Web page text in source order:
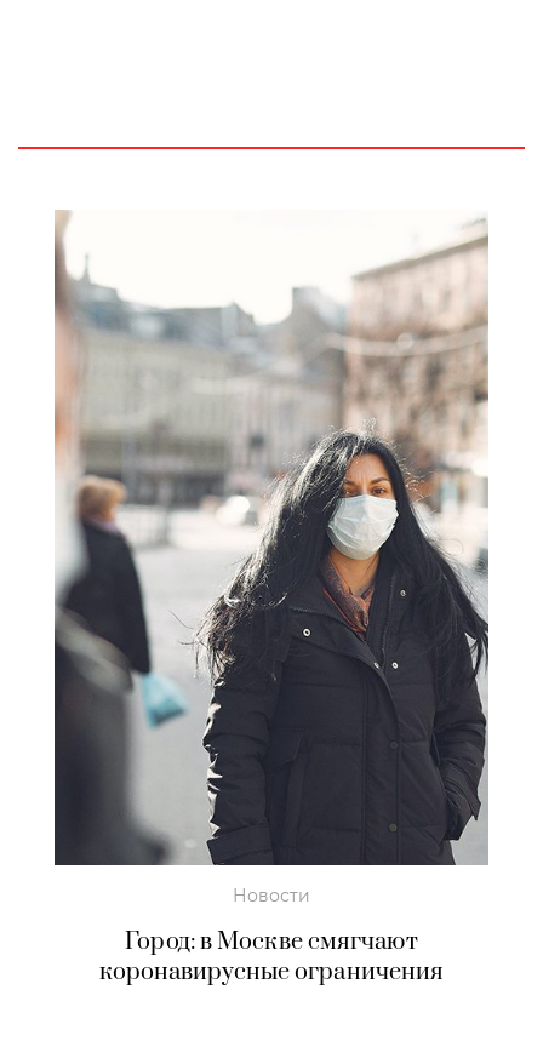
Новости
Город: в Москве смягчают
коронавирусные ограничения